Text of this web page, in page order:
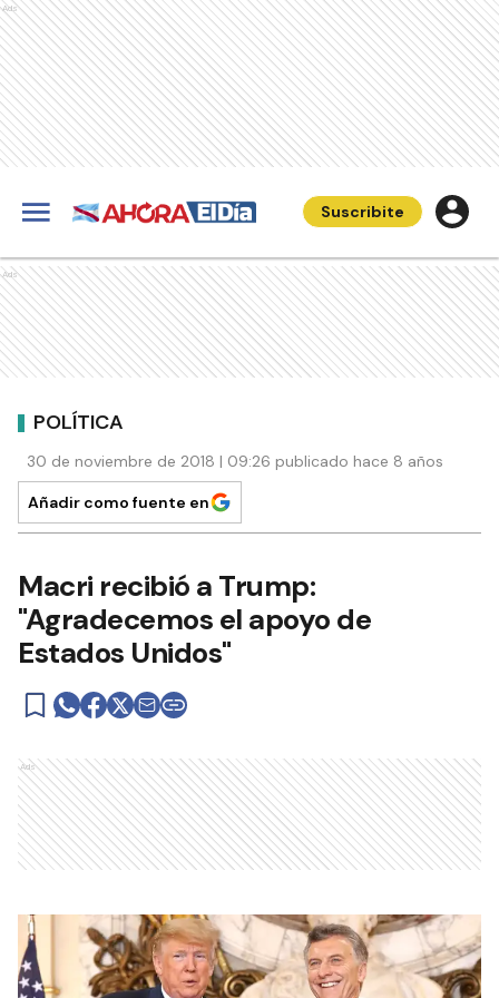
Ads
Suscribite
Ads
POLÍTICA
30 de noviembre de 2018 | 09:26 publicado hace 8 años
Añadir como fuente en
Macri recibió a Trump:
"Agradecemos el apoyo de
Estados Unidos"
Ads